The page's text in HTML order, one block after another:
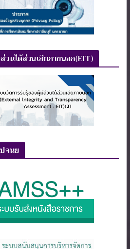
วนได้ส่วนเสียภายนอก(EIT)
จนย